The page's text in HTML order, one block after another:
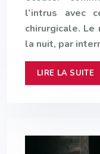
l’intrus avec
chirurgicale.
la nuit, par
LIRE LA SUITE